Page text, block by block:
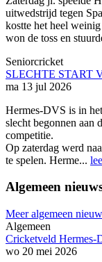
uitwedstrijd tegen
kostte het heel
won de toss en
Seniorcricket
SLECHTE START
ma 13 jul 2026
Hermes-DVS is in
slecht begonnen aan
competitie.
Op zaterdag werd
te spelen. Herme...
Algemeen
Meer algemeen
Algemeen
Cricketveld Hermes-
wo 20 mei 2026